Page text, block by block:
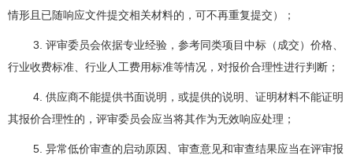
情形且已随响应文件提交相关材料的，可不再重复提交）；
3. 评审委员会依据专业经验，参考同类项目中标（成交）价格、
行业收费标准、行业人工费用标准等情况，对报价合理性进行判断；
4. 供应商不能提供书面说明，或提供的说明、证明材料不能证明
其报价合理性的，评审委员会应当将其作为无效响应处理；
5. 异常低价审查的启动原因、审查意见和审查结果应当在评审报